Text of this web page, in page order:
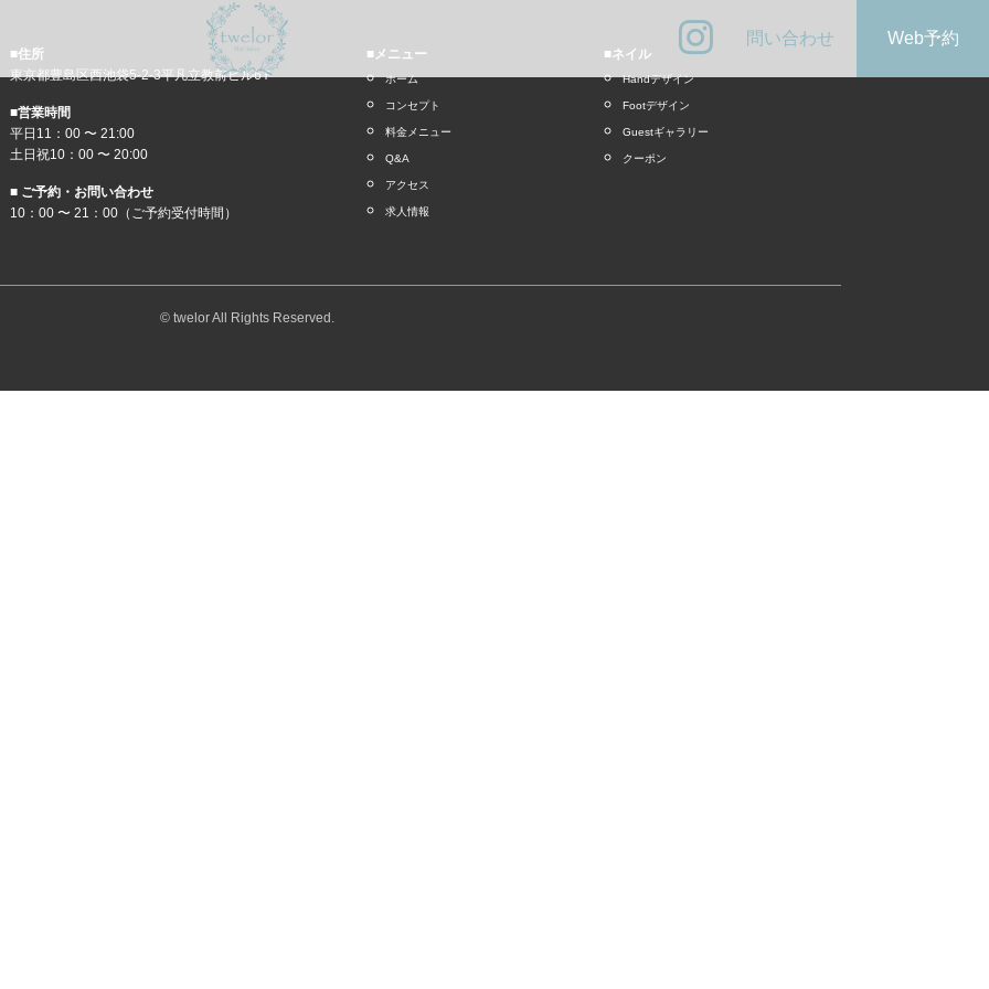
問い合わせ Web予約
■住所
東京都豊島区西池袋5-2-3平凡立教前ビル6Ｆ
■営業時間
平日11：00 〜 21:00
土日祝10：00 〜 20:00
■ ご予約・お問い合わせ
10：00 〜 21：00（ご予約受付時間）
■メニュー
ホーム
コンセプト
料金メニュー
Q&A
アクセス
求人情報
■ネイル
Handデザイン
Footデザイン
Guestギャラリー
クーポン
© twelor All Rights Reserved.